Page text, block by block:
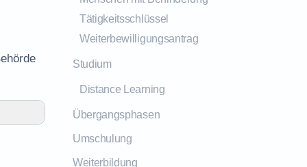
Tätigkeitsschlüssel
Weiterbewilligungsantrag
Studium
Distance Learning
Übergangsphasen
Umschulung
Weiterbildung